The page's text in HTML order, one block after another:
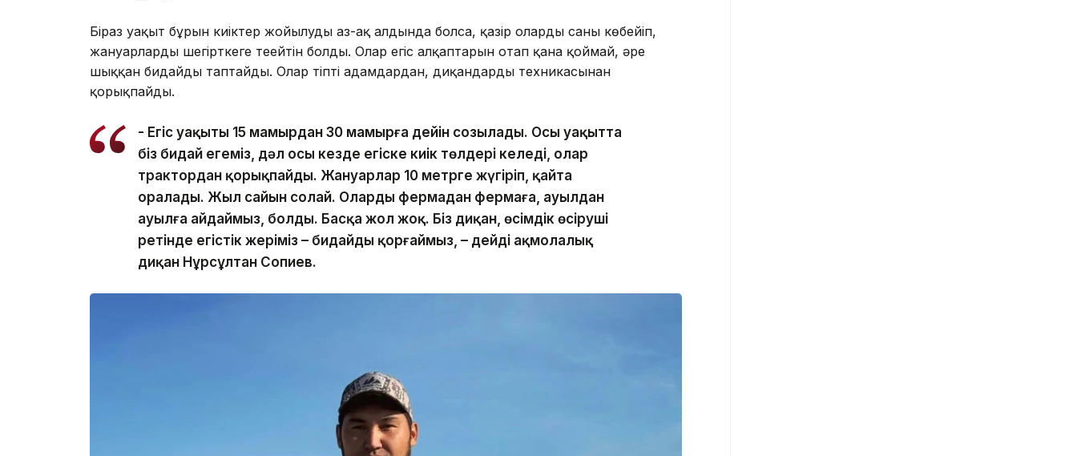
Біраз уақыт бұрын киіктер жойылудың аз-ақ алдында болса, қазір олардың саны көбейіп,
жануарларды шегірткеге теңейтін болды. Олар егіс алқаптарын отап қана қоймай, әрең
шыққан бидайды таптайды. Олар тіпті адамдардан, диқандардың техникасынан
қорықпайды.
- Егіс уақыты 15 мамырдан 30 мамырға дейін созылады. Осы уақытта
біз бидай егеміз, дәл осы кезде егіске киік төлдері келеді, олар
трактордан қорықпайды. Жануарлар 10 метрге жүгіріп, қайта
оралады. Жыл сайын солай. Оларды фермадан фермаға, ауылдан
ауылға айдаймыз, болды. Басқа жол жоқ. Біз диқан, өсімдік өсіруші
ретінде егістік жеріміз – бидайды қорғаймыз, – дейді ақмолалық
диқан Нұрсұлтан Сопиев.